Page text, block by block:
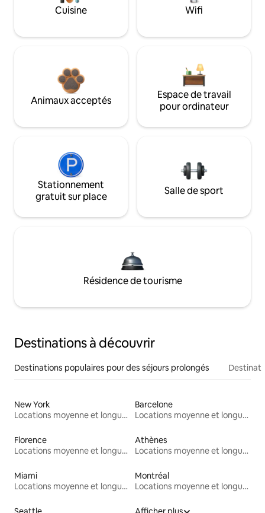
Cuisine Wifi
Animaux acceptés
Espace de travail
pour ordinateur
Stationnement
gratuit sur place
Salle de sport
Résidence de tourisme
Destinations à découvrir
Destinations populaires pour des séjours prolongés
New York
Locations moyenne et longue durée
Barcelone
Locations moyenne et longue durée
Florence
Locations moyenne et longue durée
Athènes
Locations moyenne et longue durée
Miami
Locations moyenne et longue durée
Montréal
Locations moyenne et longue durée